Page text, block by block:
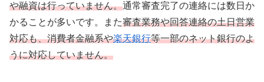
や融資は行っていません。通常審査完了の連絡には数日か
かることが多いです。また審査業務や回答連絡の土日営業
対応も、消費者金融系や楽天銀行等一部のネット銀行のよ
うに対応していません。